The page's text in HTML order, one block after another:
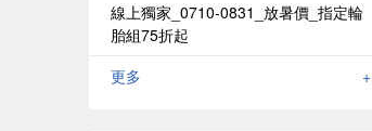
線上獨家_0710-0831_放暑價_指定輪
胎組75折起
更多
+